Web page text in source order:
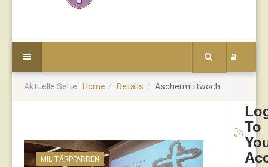
To
Aktuelle Seite: Home Details Aschermittwoch
MILITÄRPFARREN